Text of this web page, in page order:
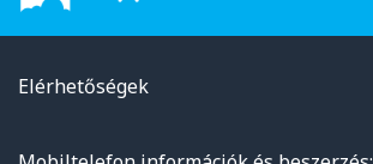
Elérhetőségek